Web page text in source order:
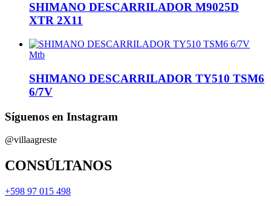
SHIMANO DESCARRILADOR M9025D
XTR 2X11
Mtb
SHIMANO DESCARRILADOR TY510 TSM6
6/7V
Síguenos en Instagram
@villaagreste
CONSÚLTANOS
+598 97 015 498